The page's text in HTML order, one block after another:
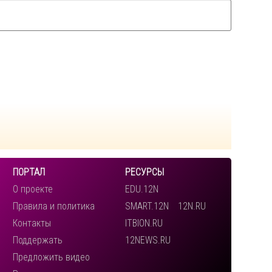
ПОРТАЛ
О проекте
Правила и политика
Контакты
Поддержать
Предложить видео
РЕСУРСЫ
EDU.12N
SMART.12N
12N.RU
ITBION.RU
12NEWS.RU